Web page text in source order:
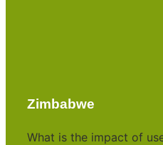
Zimbabwe
What is the impact of